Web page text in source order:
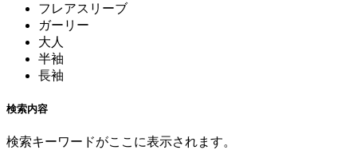
フレアスリーブ
ガーリー
大人
半袖
長袖
検索内容
検索キーワードがここに表示されます。